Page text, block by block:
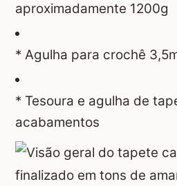
aproximadamente 1200g
* Agulha para crochê
* Tesoura e agulha de
acabamentos